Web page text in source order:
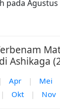
pada
Ashikaga
| Apr | Mei
| Okt | Nov